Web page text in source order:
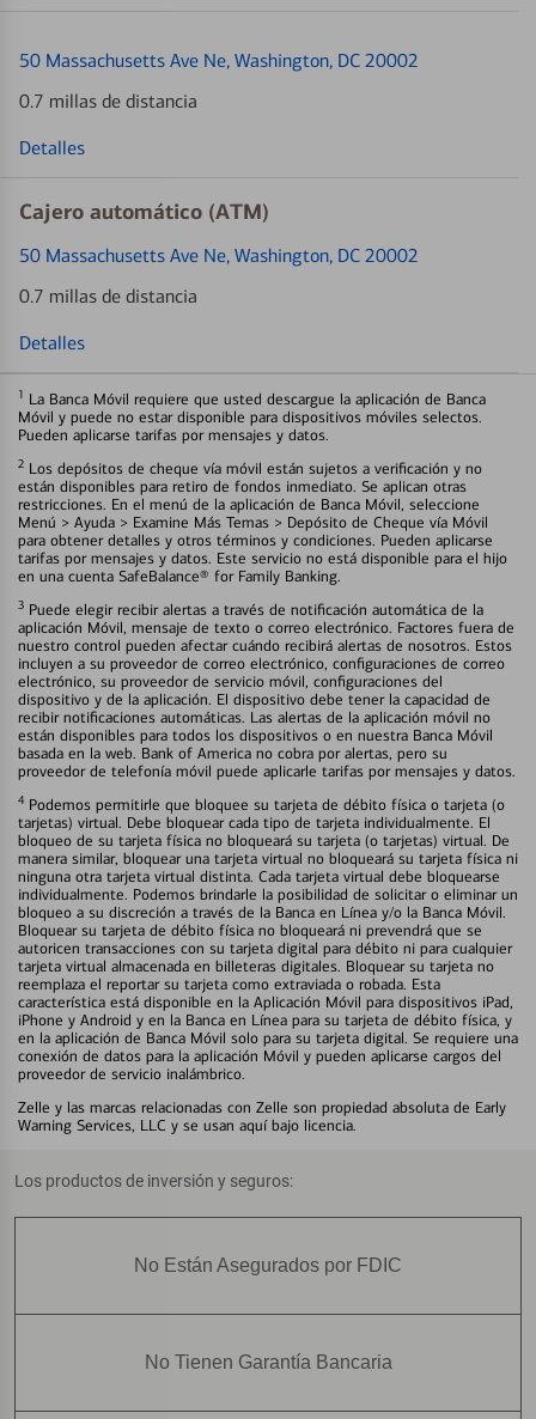
50 Massachusetts Ave Ne, Washington, DC 20002
0.7 millas de distancia
Detalles
Cajero automático (ATM)
50 Massachusetts Ave Ne, Washington, DC 20002
0.7 millas de distancia
Detalles
1 La Banca Móvil requiere que usted descargue la aplicación de Banca
Móvil y puede no estar disponible para dispositivos móviles selectos.
Pueden aplicarse tarifas por mensajes y datos.
2 Los depósitos de cheque vía móvil están sujetos a verificación y no
están disponibles para retiro de fondos inmediato. Se aplican otras
restricciones. En el menú de la aplicación de Banca Móvil, seleccione
Menú > Ayuda > Examine Más Temas > Depósito de Cheque vía Móvil
para obtener detalles y otros términos y condiciones. Pueden aplicarse
tarifas por mensajes y datos. Este servicio no está disponible para el hijo
en una cuenta SafeBalance® for Family Banking.
3 Puede elegir recibir alertas a través de notificación automática de la
aplicación Móvil, mensaje de texto o correo electrónico. Factores fuera de
nuestro control pueden afectar cuándo recibirá alertas de nosotros. Estos
incluyen a su proveedor de correo electrónico, configuraciones de correo
electrónico, su proveedor de servicio móvil, configuraciones del
dispositivo y de la aplicación. El dispositivo debe tener la capacidad de
recibir notificaciones automáticas. Las alertas de la aplicación móvil no
están disponibles para todos los dispositivos o en nuestra Banca Móvil
basada en la web. Bank of America no cobra por alertas, pero su
proveedor de telefonía móvil puede aplicarle tarifas por mensajes y datos.
4 Podemos permitirle que bloquee su tarjeta de débito física o tarjeta (o
tarjetas) virtual. Debe bloquear cada tipo de tarjeta individualmente. El
bloqueo de su tarjeta física no bloqueará su tarjeta (o tarjetas) virtual. De
manera similar, bloquear una tarjeta virtual no bloqueará su tarjeta física ni
ninguna otra tarjeta virtual distinta. Cada tarjeta virtual debe bloquearse
individualmente. Podemos brindarle la posibilidad de solicitar o eliminar un
bloqueo a su discreción a través de la Banca en Línea y/o la Banca Móvil.
Bloquear su tarjeta de débito física no bloqueará ni prevendrá que se
autoricen transacciones con su tarjeta digital para débito ni para cualquier
tarjeta virtual almacenada en billeteras digitales. Bloquear su tarjeta no
reemplaza el reportar su tarjeta como extraviada o robada. Esta
característica está disponible en la Aplicación Móvil para dispositivos iPad,
iPhone y Android y en la Banca en Línea para su tarjeta de débito física, y
en la aplicación de Banca Móvil solo para su tarjeta digital. Se requiere una
conexión de datos para la aplicación Móvil y pueden aplicarse cargos del
proveedor de servicio inalámbrico.
Zelle y las marcas relacionadas con Zelle son propiedad absoluta de Early
Warning Services, LLC y se usan aquí bajo licencia.
Los productos de inversión y seguros:
No Están Asegurados por FDIC
No Tienen Garantía Bancaria